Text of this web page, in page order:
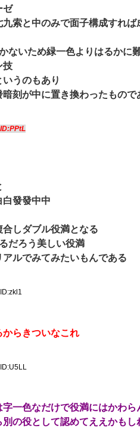
ゼ
索と中のみで面子構成すれば
ないため緑一色よりはるかに
技
うのもあり
刻が中に置き換わったもので
ID:PPtL
發發中中
しダブル役満となる
だろう美しい役満
ルでみてみたいもんである
らきついなこれ
字一色なだけで役満にはかわら
の役として認めてええかもし